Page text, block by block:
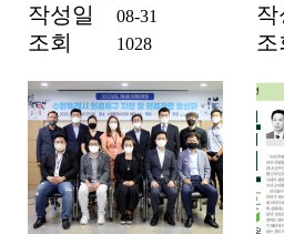
작성일
08-31
조회 1028
작
조